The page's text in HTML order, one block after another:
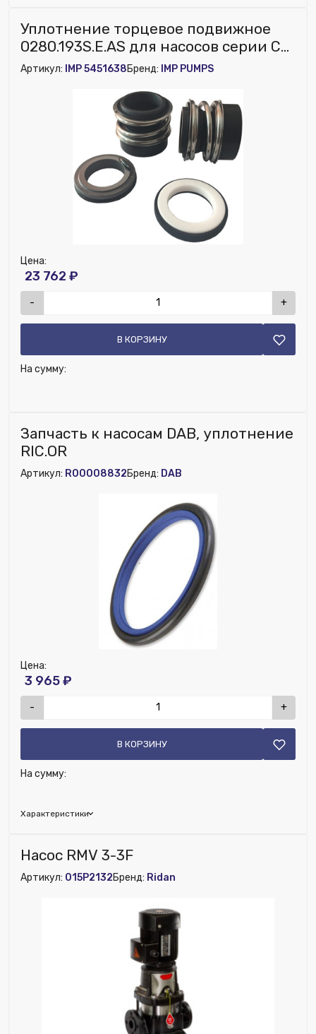
Исключить из публикации на веб-витрине mag1c:
Нет
Уплотнение торцевое подвижное
0280.193S.E.AS для насосов серии CL,
ECL
Артикул: IMP 5451638Бренд: IMP PUMPS
Цена:
23 762 ₽
- +
В КОРЗИНУ
На сумму:
Запчасть к насосам DAB, уплотнение
RIC.OR
Артикул: R00008832Бренд: DAB
Характеристики
Цена:
3 965 ₽
- +
В КОРЗИНУ
На сумму:
Глубина (мм):220
Высота (мм): 15
Насос RMV 3-3F
Артикул: 015P2132Бренд: Ridan